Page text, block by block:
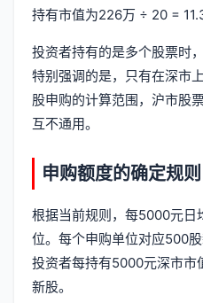
持有市值为226万 ÷ 20 =
投资者持有的是多个股票时
特别强调的是，只有在深市
股申购的计算范围，沪市股
互不通用。
申购额度的确定规则
根据当前规则，每5000元日
位。每个申购单位对应500
投资者每持有5000元深市市
新股。